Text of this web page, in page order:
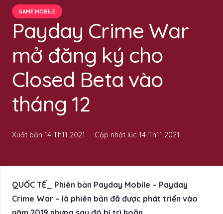
GAME MOBILE
Payday Crime War
mở đăng ký cho
Closed Beta vào
tháng 12
Xuất bản 14 Th11 2021 Cập nhật lúc14 Th11 2021
QUỐC TẾ_ Phiên bản Payday Mobile – Payday
Crime War – là phiên bản đã được phát triển vào